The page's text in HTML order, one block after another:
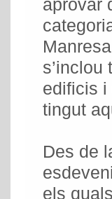
aprovar
edificis i
tingut
Des de
els